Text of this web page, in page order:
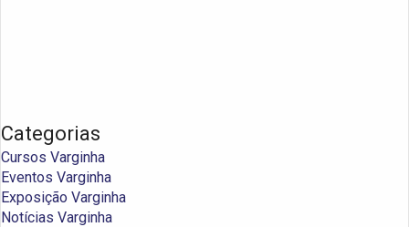
Categorias
Cursos Varginha
Eventos Varginha
Exposição Varginha
Notícias Varginha